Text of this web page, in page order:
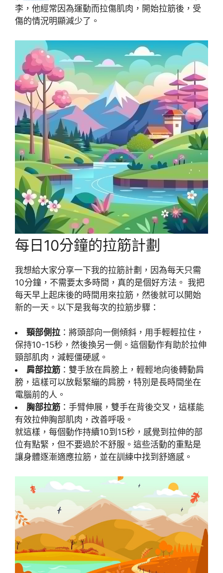
李，他經常因為運動而拉傷肌肉，開始拉筋後，受
傷的情況明顯減少了。
每日10分鐘的拉筋計劃
我想給大家分享一下我的拉筋計劃，因為每天只需
10分鐘，不需要太多時間，真的是個好方法。 我把
每天早上起床後的時間用來拉筋，然後就可以開始
新的一天。以下是我每次的拉筋步驟：
頸部側拉 ：將頭部向一側傾斜，用手輕輕拉住，
保持10-15秒，然後換另一側。這個動作有助於拉伸
頸部肌肉，減輕僵硬感。
肩部拉筋 ：雙手放在肩膀上，輕輕地向後轉動肩
膀，這樣可以放鬆緊繃的肩膀，特別是長時間坐在
電腦前的人。
胸部拉筋 ：手臂伸展，雙手在背後交叉，這樣能
有效拉伸胸部肌肉，改善呼吸。
就這樣，每個動作持續10到15秒，感覺到拉伸的部
位有點緊，但不要過於不舒服。這些活動的重點是
讓身體逐漸適應拉筋，並在訓練中找到舒適感。